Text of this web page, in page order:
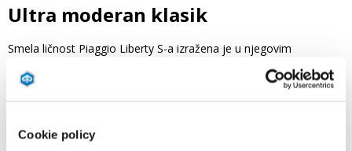
Cookie policy
Ultra moderan klasik
Smela ličnost Piaggio Liberty S-a izražena je u njegovim
bezobzirnim bojama,
ali detalji su ti koji zaista čine razliku.
Sjajna crna boja krasi detalje ukrasa, okvir zadnjeg svetla, okvire
štita i tamne trokrake točkove sa podeljenim delovima. Moderni